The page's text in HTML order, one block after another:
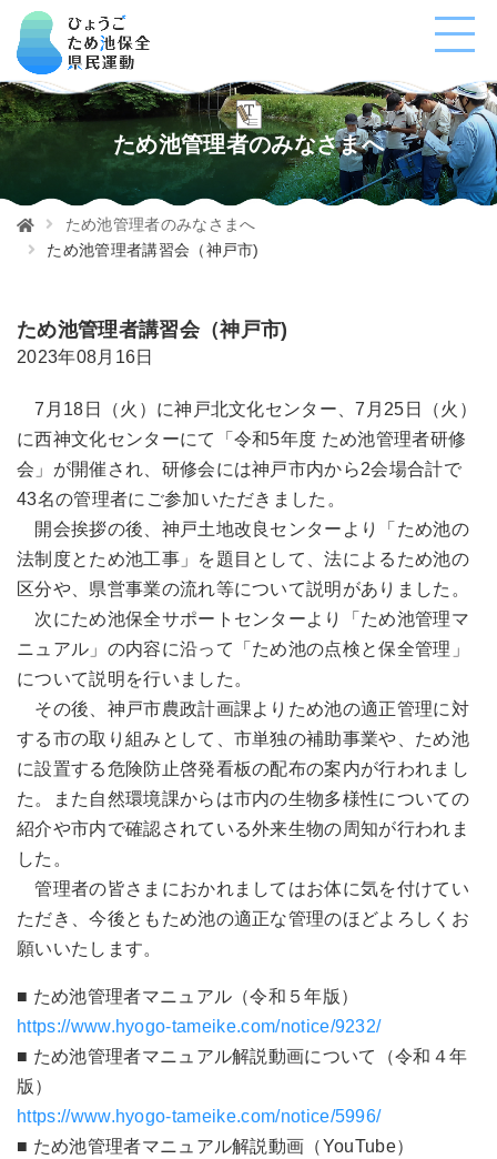
ため池管理者のみなさまへ
ため池管理者のみなさまへ
ため池管理者講習会（神戸市)
ため池管理者講習会（神戸市)
2023年08月16日
7月18日（火）に神戸北文化センター、7月25日（火）
に西神文化センターにて「令和5年度 ため池管理者研修
会」が開催され、研修会には神戸市内から2会場合計で
43名の管理者にご参加いただきました。
開会挨拶の後、神戸土地改良センターより「ため池の
法制度とため池工事」を題目として、法によるため池の
区分や、県営事業の流れ等について説明がありました。
次にため池保全サポートセンターより「ため池管理マ
ニュアル」の内容に沿って「ため池の点検と保全管理」
について説明を行いました。
その後、神戸市農政計画課よりため池の適正管理に対
する市の取り組みとして、市単独の補助事業や、ため池
に設置する危険防止啓発看板の配布の案内が行われまし
た。また自然環境課からは市内の生物多様性についての
紹介や市内で確認されている外来生物の周知が行われま
した。
管理者の皆さまにおかれましてはお体に気を付けてい
ただき、今後ともため池の適正な管理のほどよろしくお
願いいたします。
■ ため池管理者マニュアル（令和５年版）
https://www.hyogo-tameike.com/notice/9232/
■ ため池管理者マニュアル解説動画について（令和４年
版）
https://www.hyogo-tameike.com/notice/5996/
■ ため池管理者マニュアル解説動画（YouTube）